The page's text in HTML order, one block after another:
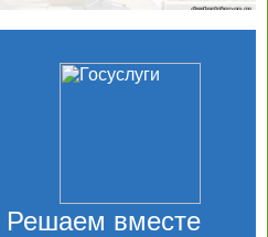
Решаем вместе